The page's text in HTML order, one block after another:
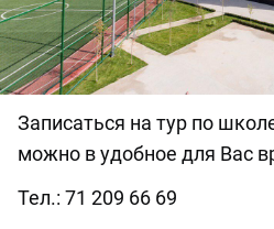
Записаться на тур по
можно в удобное для Вас
Тел.: 71 209 66 69